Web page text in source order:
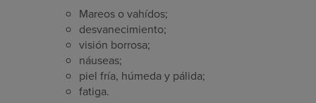
Mareos o vahídos;
desvanecimiento;
visión borrosa;
náuseas;
piel fría, húmeda y pálida;
fatiga.